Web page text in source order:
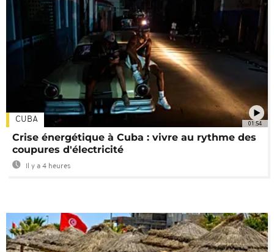
01:54
CUBA
Crise énergétique à Cuba : vivre au rythme des
coupures d'électricité
Il y a 4 heures